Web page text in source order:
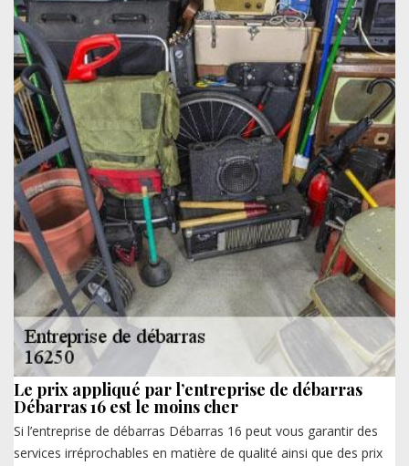
Le prix appliqué par l’entreprise de débarras
Débarras 16 est le moins cher
Si l’entreprise de débarras Débarras 16 peut vous garantir des
services irréprochables en matière de qualité ainsi que des prix